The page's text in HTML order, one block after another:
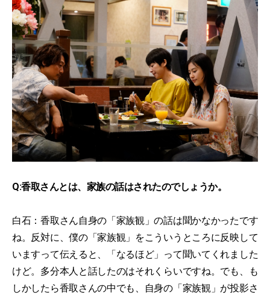
Q:香取さんとは、家族の話はされたのでしょうか。
白石：香取さん自身の「家族観」の話は聞かなかったです
ね。反対に、僕の「家族観」をこういうところに反映して
いますって伝えると、「なるほど」って聞いてくれました
けど。多分本人と話したのはそれくらいですね。でも、も
しかしたら香取さんの中でも、自身の「家族観」が投影さ